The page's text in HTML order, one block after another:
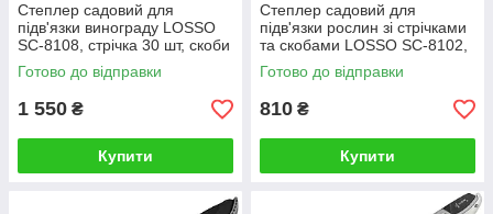
Степлер садовий для
підв'язки винограду LOSSO
SC-8108, стрічка 30 шт, скоби
Готово до відправки
1 550 ₴
Купити
Степлер садовий для
підв'язки рослин зі стрічками
та скобами LOSSO SC-8102,
підв'язувач рослин
Готово до відправки
810 ₴
Купити